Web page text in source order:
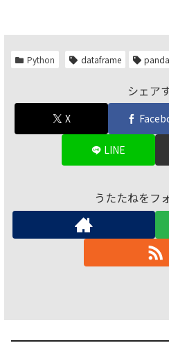
Python dataframe
シェア
X
LINE
うたたねをフ